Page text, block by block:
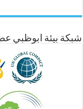
شبكة بيئة ابوظبي